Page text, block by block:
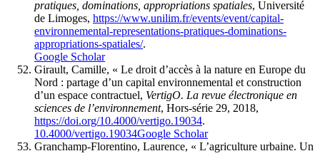
pratiques, dominations, appropriations spatiales, Université
de Limoges, https://www.unilim.fr/events/event/capital-
environnemental-representations-pratiques-dominations-
appropriations-spatiales/.
Google Scholar
Girault, Camille, « Le droit d’accès à la nature en Europe du
Nord : partage d’un capital environnemental et construction
d’un espace contractuel, VertigO. La revue électronique en
sciences de l’environnement, Hors-série 29, 2018,
https://doi.org/10.4000/vertigo.19034.
10.4000/vertigo.19034Google Scholar
Granchamp-Florentino, Laurence, « L’agriculture urbaine. Un